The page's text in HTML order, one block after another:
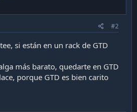
#2
si están en un rack de GTD
más barato, quedarte en GTD
porque GTD es bien carito